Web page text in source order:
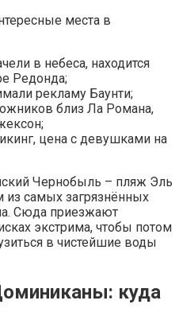
места в
в небеса, находится
Редонда;
рекламу Баунти;
близ Ла Романа,
цена с девушками на
Чернобыль – пляж Эль
из самых загрязнённых
Сюда приезжают
экстрима, чтобы потом
в чистейшие воды
куда